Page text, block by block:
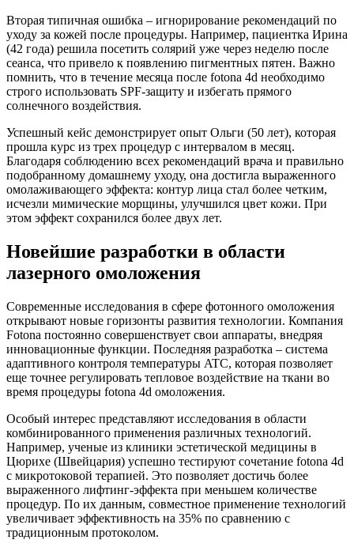
Вторая типичная ошибка – игнорирование рекомендаций по
уходу за кожей после процедуры. Например, пациентка Ирина
(42 года) решила посетить солярий уже через неделю после
сеанса, что привело к появлению пигментных пятен. Важно
помнить, что в течение месяца после fotona 4d необходимо
строго использовать SPF-защиту и избегать прямого
солнечного воздействия.
Успешный кейс демонстрирует опыт Ольги (50 лет), которая
прошла курс из трех процедур с интервалом в месяц.
Благодаря соблюдению всех рекомендаций врача и правильно
подобранному домашнему уходу, она достигла выраженного
омолаживающего эффекта: контур лица стал более четким,
исчезли мимические морщины, улучшился цвет кожи. При
этом эффект сохранился более двух лет.
Новейшие разработки в области
лазерного омоложения
Современные исследования в сфере фотонного омоложения
открывают новые горизонты развития технологии. Компания
Fotona постоянно совершенствует свои аппараты, внедряя
инновационные функции. Последняя разработка – система
адаптивного контроля температуры ATC, которая позволяет
еще точнее регулировать тепловое воздействие на ткани во
время процедуры fotona 4d омоложения.
Особый интерес представляют исследования в области
комбинированного применения различных технологий.
Например, ученые из клиники эстетической медицины в
Цюрихе (Швейцария) успешно тестируют сочетание fotona 4d
с микротоковой терапией. Это позволяет достичь более
выраженного лифтинг-эффекта при меньшем количестве
процедур. По их данным, совместное применение технологий
увеличивает эффективность на 35% по сравнению с
традиционным протоколом.